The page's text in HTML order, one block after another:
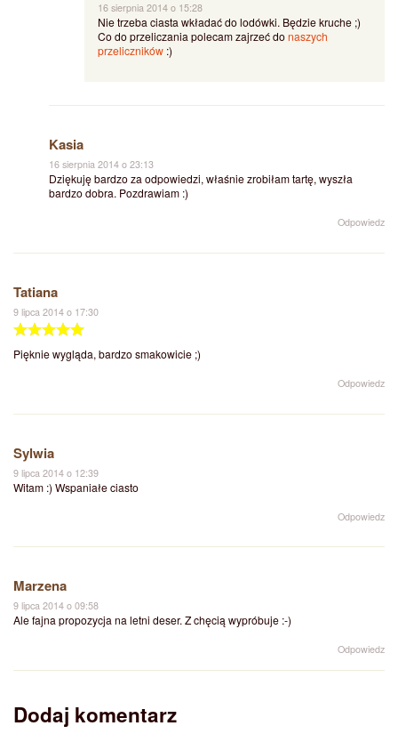
16 sierpnia 2014 o 15:28
Nie trzeba ciasta wkładać do lodówki. Będzie kruche ;)
Co do przeliczania polecam zajrzeć donaszych
przeliczników :)
Kasia
16 sierpnia 2014 o 23:13
Dziękuję bardzo za odpowiedzi, właśnie zrobiłam tartę, wyszła
bardzo dobra. Pozdrawiam :)
Odpowiedz
Tatiana
9 lipca 2014 o 17:30
Pięknie wygląda, bardzo smakowicie ;)
Odpowiedz
Sylwia
9 lipca 2014 o 12:39
Witam :) Wspaniałe ciasto
Odpowiedz
Marzena
9 lipca 2014 o 09:58
Ale fajna propozycja na letni deser. Z chęcią wypróbuje :-)
Odpowiedz
Dodaj komentarz